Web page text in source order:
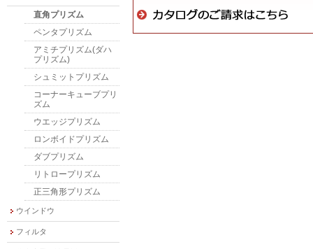
直角プリズム
ペンタプリズム
アミチプリズム(ダハ
プリズム)
シュミットプリズム
コーナーキューブプリ
ズム
ウエッジプリズム
ロンボイドプリズム
ダブプリズム
リトロープリズム
正三角形プリズム
ウインドウ
フィルタ